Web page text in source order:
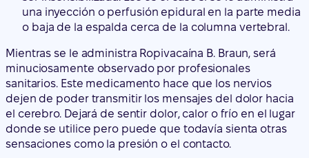
sanitarios. Este medicamento hace que los nervios
dejen de poder transmitir los mensajes del dolor hacia
el cerebro. Dejará de sentir dolor, calor o frío en el lugar
donde se utilice pero puede que todavía sienta otras
sensaciones como la presión o el contacto.
Dosificación
Su médico decidirá la dosis de Ropivacaína B. Braun que
se le administrará. La dosificación depende del tipo de
alivio del dolor que usted necesite y de otros factores